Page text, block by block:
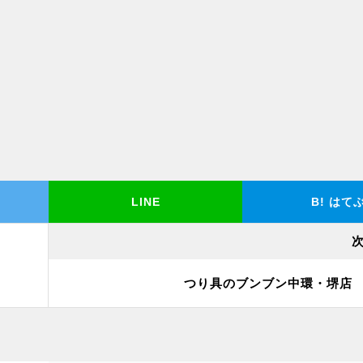
LINE B! はて
つり具のブンブン中環・堺店